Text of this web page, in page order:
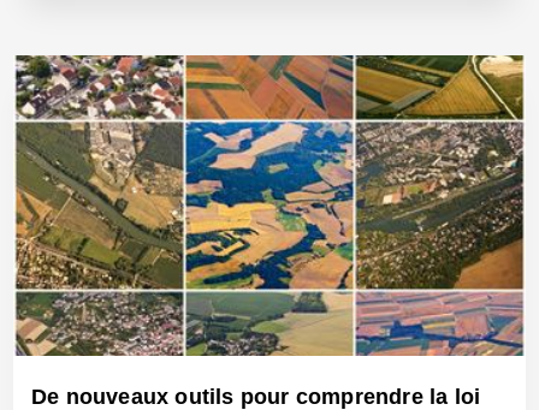
23 Jan 2020 - Réf: BW39848
De nouveaux outils pour comprendre la loi